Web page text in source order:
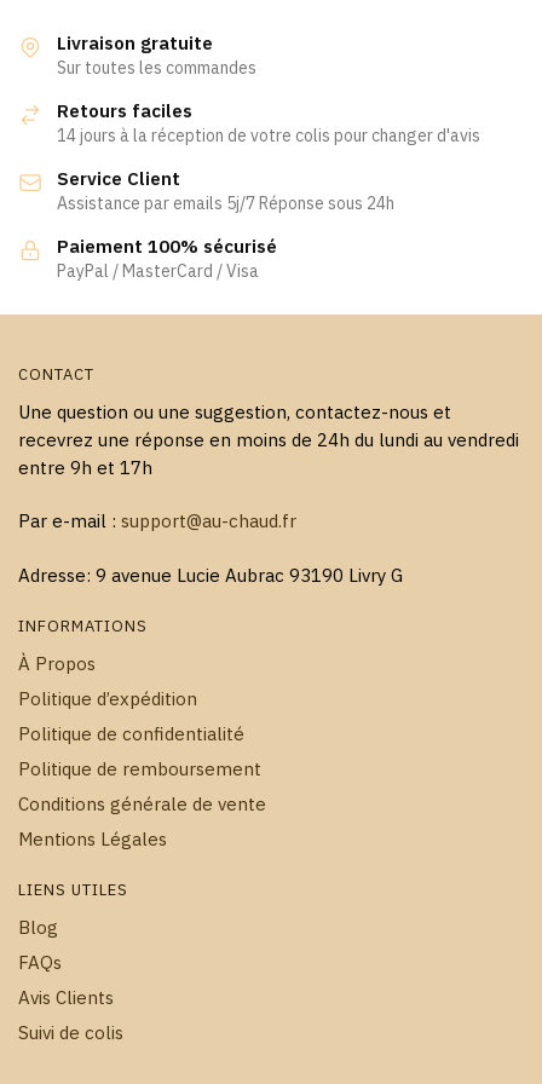
variations.
Les
peuvent
choisies
sur
la
page
choisies
Livraison gratuite
Sur toutes les commandes
Retours faciles
14 jours à la réception de votre colis pour changer d'avis
Service Client
Assistance par emails 5j/7 Réponse sous 24h
Paiement 100% sécurisé
PayPal / MasterCard / Visa
CONTACT
Une question ou une suggestion, contactez-nous et
recevrez une réponse en moins de 24h du lundi au vendredi
entre 9h et 17h
Par e-mail : support@au-chaud.fr
Adresse: 9 avenue Lucie Aubrac 93190 Livry G
INFORMATIONS
À Propos
Politique d’expédition
Politique de confidentialité
Politique de remboursement
Conditions générale de vente
Mentions Légales
LIENS UTILES
Blog
FAQs
Avis Clients
Suivi de colis